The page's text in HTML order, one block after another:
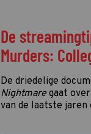
De
Murders:
De driedelige
Nightmare gaat
van de laatste